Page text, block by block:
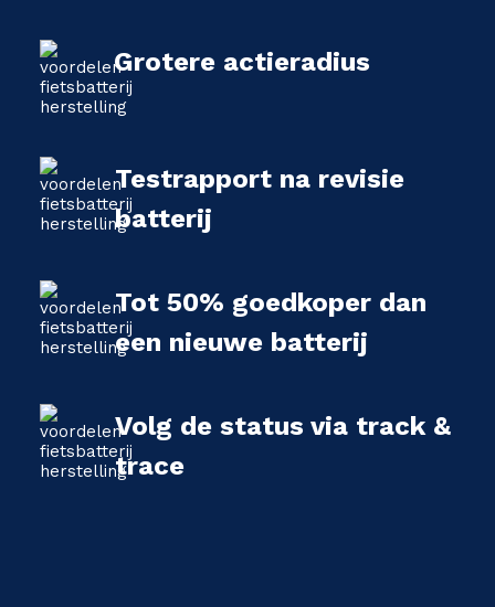
Grotere actieradius
Testrapport na revisie
batterij
Tot 50% goedkoper dan
een nieuwe batterij
Volg de status via track &
trace